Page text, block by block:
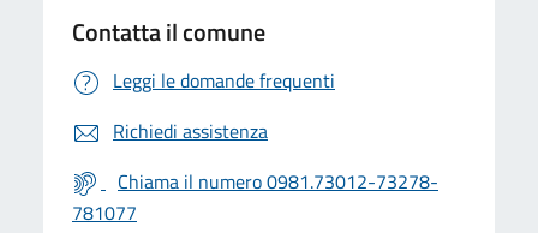
Contatta il comune
Leggi le domande frequenti
Richiedi assistenza
Chiama il numero 0981.73012-73278-
781077